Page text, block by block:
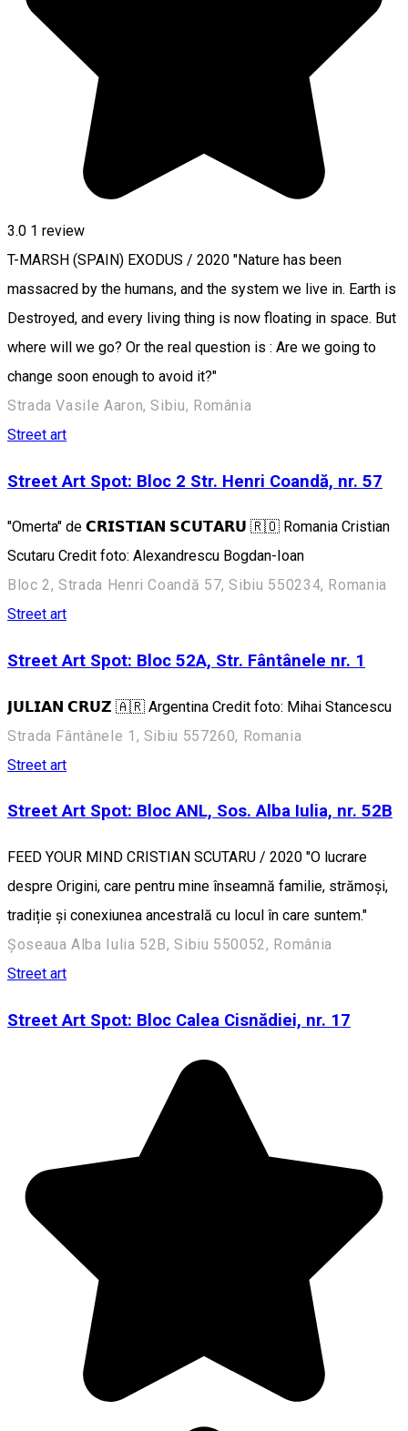
3.0 1 review
T-MARSH (SPAIN) EXODUS / 2020 "Nature has been
massacred by the humans, and the system we live in. Earth is
Destroyed, and every living thing is now floating in space. But
where will we go? Or the real question is : Are we going to
change soon enough to avoid it?"
Strada Vasile Aaron, Sibiu, România
Street art
Street Art Spot: Bloc 2 Str. Henri Coandă, nr. 57
"Omerta" de 𝗖𝗥𝗜𝗦𝗧𝗜𝗔𝗡 𝗦𝗖𝗨𝗧𝗔𝗥𝗨 🇷🇴 Romania Cristian
Scutaru Credit foto: Alexandrescu Bogdan-Ioan
Bloc 2, Strada Henri Coandă 57, Sibiu 550234, Romania
Street art
Street Art Spot: Bloc 52A, Str. Fântânele nr. 1
𝗝𝗨𝗟𝗜𝗔𝗡 𝗖𝗥𝗨𝗭 🇦🇷 Argentina Credit foto: Mihai Stancescu
Strada Fântânele 1, Sibiu 557260, Romania
Street art
Street Art Spot: Bloc ANL, Sos. Alba Iulia, nr. 52B
FEED YOUR MIND CRISTIAN SCUTARU / 2020 "O lucrare
despre Origini, care pentru mine înseamnă familie, strămoși,
tradiție și conexiunea ancestrală cu locul în care suntem."
Șoseaua Alba Iulia 52B, Sibiu 550052, România
Street art
Street Art Spot: Bloc Calea Cisnădiei, nr. 17